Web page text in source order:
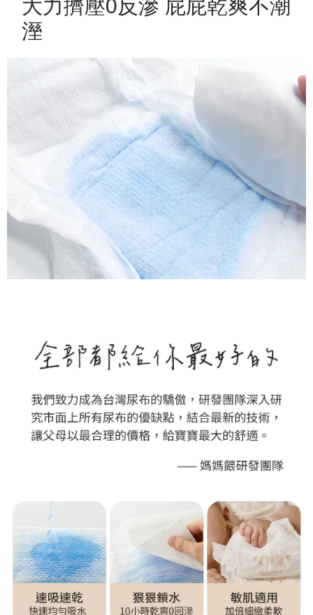
大力擠壓0反滲 屁屁乾爽不潮
溼